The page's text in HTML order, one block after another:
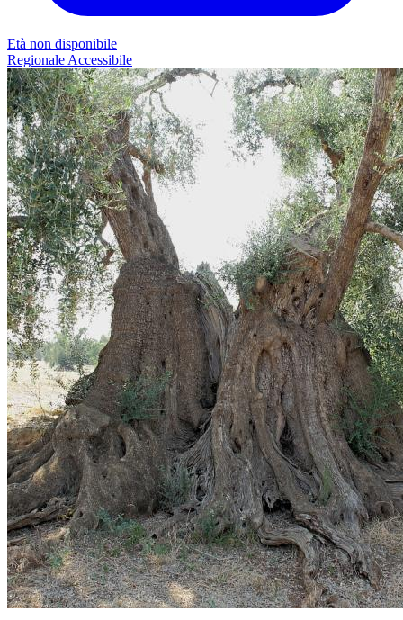
Età non disponibile
Regionale Accessibile